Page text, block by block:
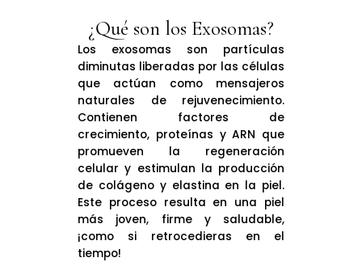
¿Qué son los Exosomas?
Los exosomas son partículas
diminutas liberadas por las células
que actúan como mensajeros
naturales de rejuvenecimiento.
Contienen factores de
crecimiento, proteínas y ARN que
promueven la regeneración
celular y estimulan la producción
de colágeno y elastina en la piel.
Este proceso resulta en una piel
más joven, firme y saludable,
¡como si retrocedieras en el
tiempo!